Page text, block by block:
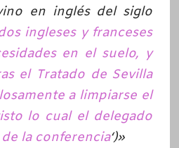
en inglés del siglo
ingleses y franceses
en el suelo, y
el Tratado de Sevilla
a limpiarse el
lo cual el delegado
la conferencia‘)»